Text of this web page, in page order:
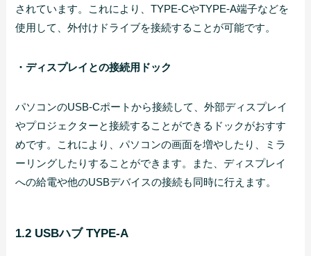
されています。これにより、TYPE-CやTYPE-A端子などを
使用して、外付けドライブを接続することが可能です。
・ディスプレイとの接続用ドック
パソコンのUSB-Cポートから接続して、外部ディスプレイ
やプロジェクターと接続することができるドックがおすす
めです。これにより、パソコンの画面を増やしたり、ミラ
ーリングしたりすることができます。また、ディスプレイ
への給電や他のUSBデバイスの接続も同時に行えます。
1.2 USBハブ TYPE-A